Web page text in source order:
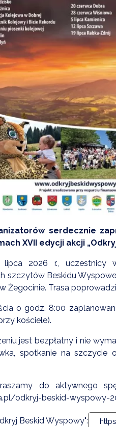
serdecznie
XVII edycji akcji
2026 r., uczestnicy
szczytów Beskidu
Żegocinie. Trasa
o godz. 8:00
kościele).
jest bezpłatny i nie
spotkanie na szczycie
do aktywnego
odkryj-beskid-wyspowy-
Beskid Wyspowy":